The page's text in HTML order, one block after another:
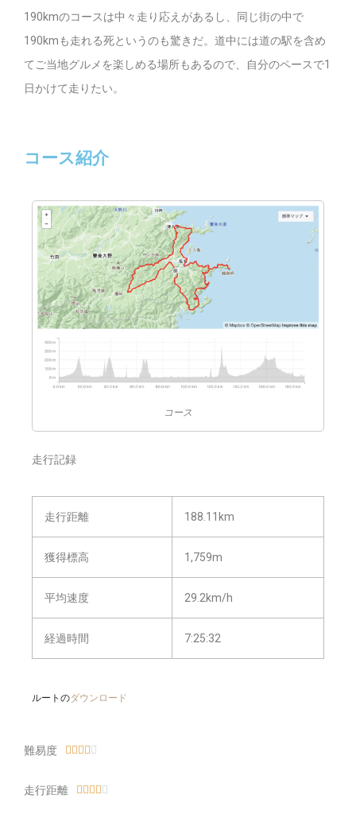
190kmのコースは中々走り応えがあるし、同じ街の中で
190kmも走れる死というのも驚きだ。道中には道の駅を含め
てご当地グルメを楽しめる場所もあるので、自分のペースで1
日かけて走りたい。
コース紹介
コース
走行記録
走行距離 188.11km
獲得標高 1,759m
平均速度 29.2km/h
経過時間 7:25:32
ルートのダウンロード
難易度     
走行距離     